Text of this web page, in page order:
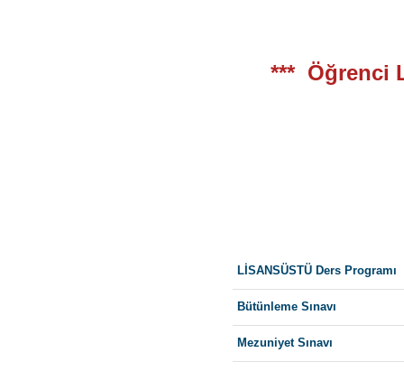
*** Öğrenci
LİSANSÜSTÜ Ders Programı
Bütünleme Sınavı
Mezuniyet Sınavı